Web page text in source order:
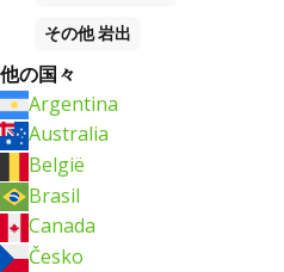
その他岩出
他の国々
Argentina
Australia
België
Brasil
Canada
Česko